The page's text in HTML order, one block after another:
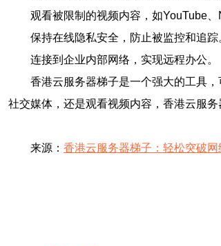
观看被限制的视频内容，如YouTube、
保持在线隐私安全，防止被监控和追踪
连接到企业内部网络，实现远程办公。
香港云服务器梯子是一个强大的工具
社交媒体，还是观看视频内容，香港云服务
来源： 香港云服务器梯子：轻松突破网